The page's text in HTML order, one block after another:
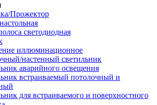
Прожектор
светодиодная
иллюминационное
настенный светильник
аварийного освещения
встраиваемый потолочный и
для встраиваемого и поверхностного